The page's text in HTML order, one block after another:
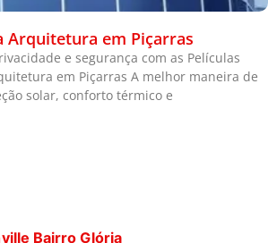
Arquitetura em Piçarras
e segurança com as Películas
em Piçarras A melhor maneira de
solar, conforto térmico e